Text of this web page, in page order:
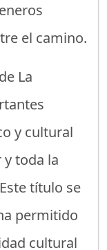
el camino.
La
y cultural
toda la
título se
permitido
cultural